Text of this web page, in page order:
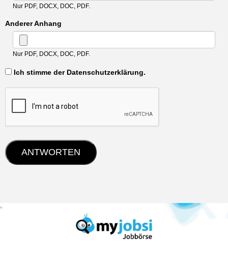
Nur PDF, DOCX, DOC, PDF.
Anderer Anhang
Nur PDF, DOCX, DOC, PDF.
‏‏‎ ‎Ich stimme der Datenschutzerklärung.